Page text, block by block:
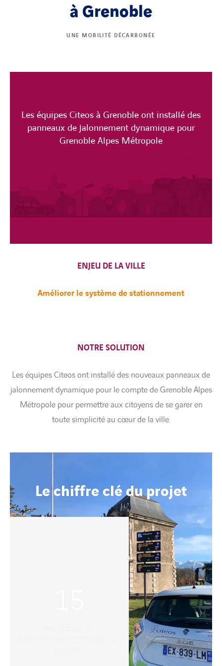
à Grenoble
UNE MOBILITÉ DÉCARBONÉE
Les équipes Citeos à Grenoble ont installé des
panneaux de jalonnement dynamique pour
Grenoble Alpes Métropole
ENJEU DE LA VILLE
Améliorer le système de stationnement
NOTRE SOLUTION
Les équipes Citeos ont installé des nouveaux panneaux de
jalonnement dynamique pour le compte de Grenoble Alpes
Métropole pour permettre aux citoyens de se garer en
toute simplicité au cœur de la ville.
Le chiffre clé du projet